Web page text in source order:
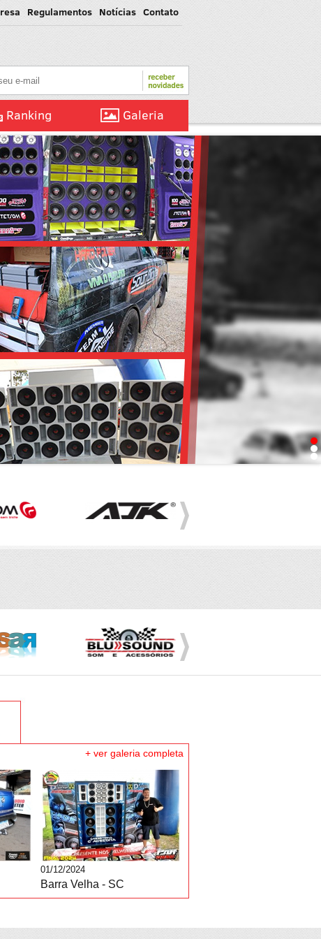
Regulamentos Notícias Contato
Ranking Galeria
+ ver galeria completa
01/12/2024
Barra Velha - SC